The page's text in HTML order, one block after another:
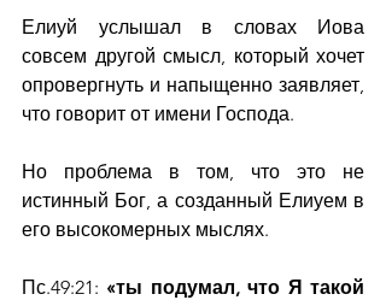
Елиуй услышал в словах Иова
совсем другой смысл, который хочет
опровергнуть и напыщенно заявляет,
что говорит от имени Господа.
Но проблема в том, что это не
истинный Бог, а созданный Елиуем в
его высокомерных мыслях.
Пс.49:21: «ты подумал, что Я такой